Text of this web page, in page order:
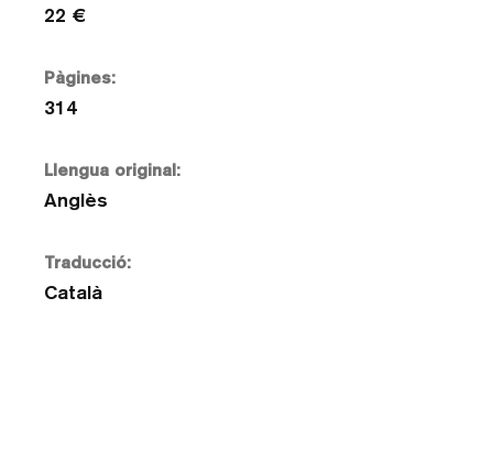
22 €
Pàgines:
314
Llengua original:
Anglès
Traducció:
Català